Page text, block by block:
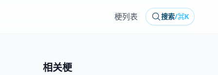
梗列表 搜索/⌘K
相关梗